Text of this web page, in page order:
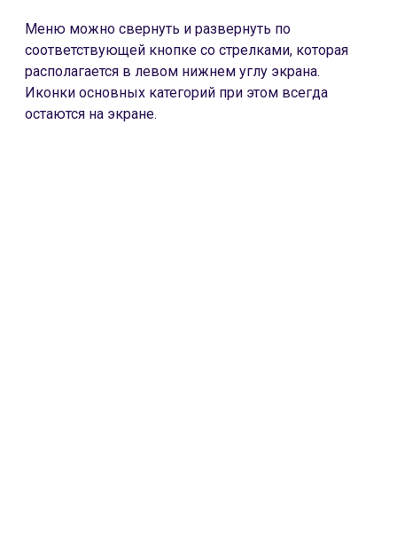
Меню можно свернуть и развернуть по
соответствующей кнопке со стрелками, которая
располагается в левом нижнем углу экрана.
Иконки основных категорий при этом всегда
остаются на экране.